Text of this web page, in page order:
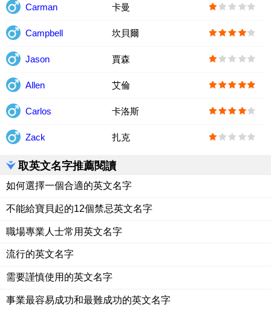
Carman 卡曼
Campbell 坎貝爾
Jason 賈森
Allen 艾倫
Carlos 卡洛斯
Zack 扎克
取英文名字推薦閱讀
如何選擇一個合適的英文名字
不能給寶貝起的12個禁忌英文名字
職場專業人士常用英文名字
流行的英文名字
需要謹慎使用的英文名字
事業最容易成功和最難成功的英文名字